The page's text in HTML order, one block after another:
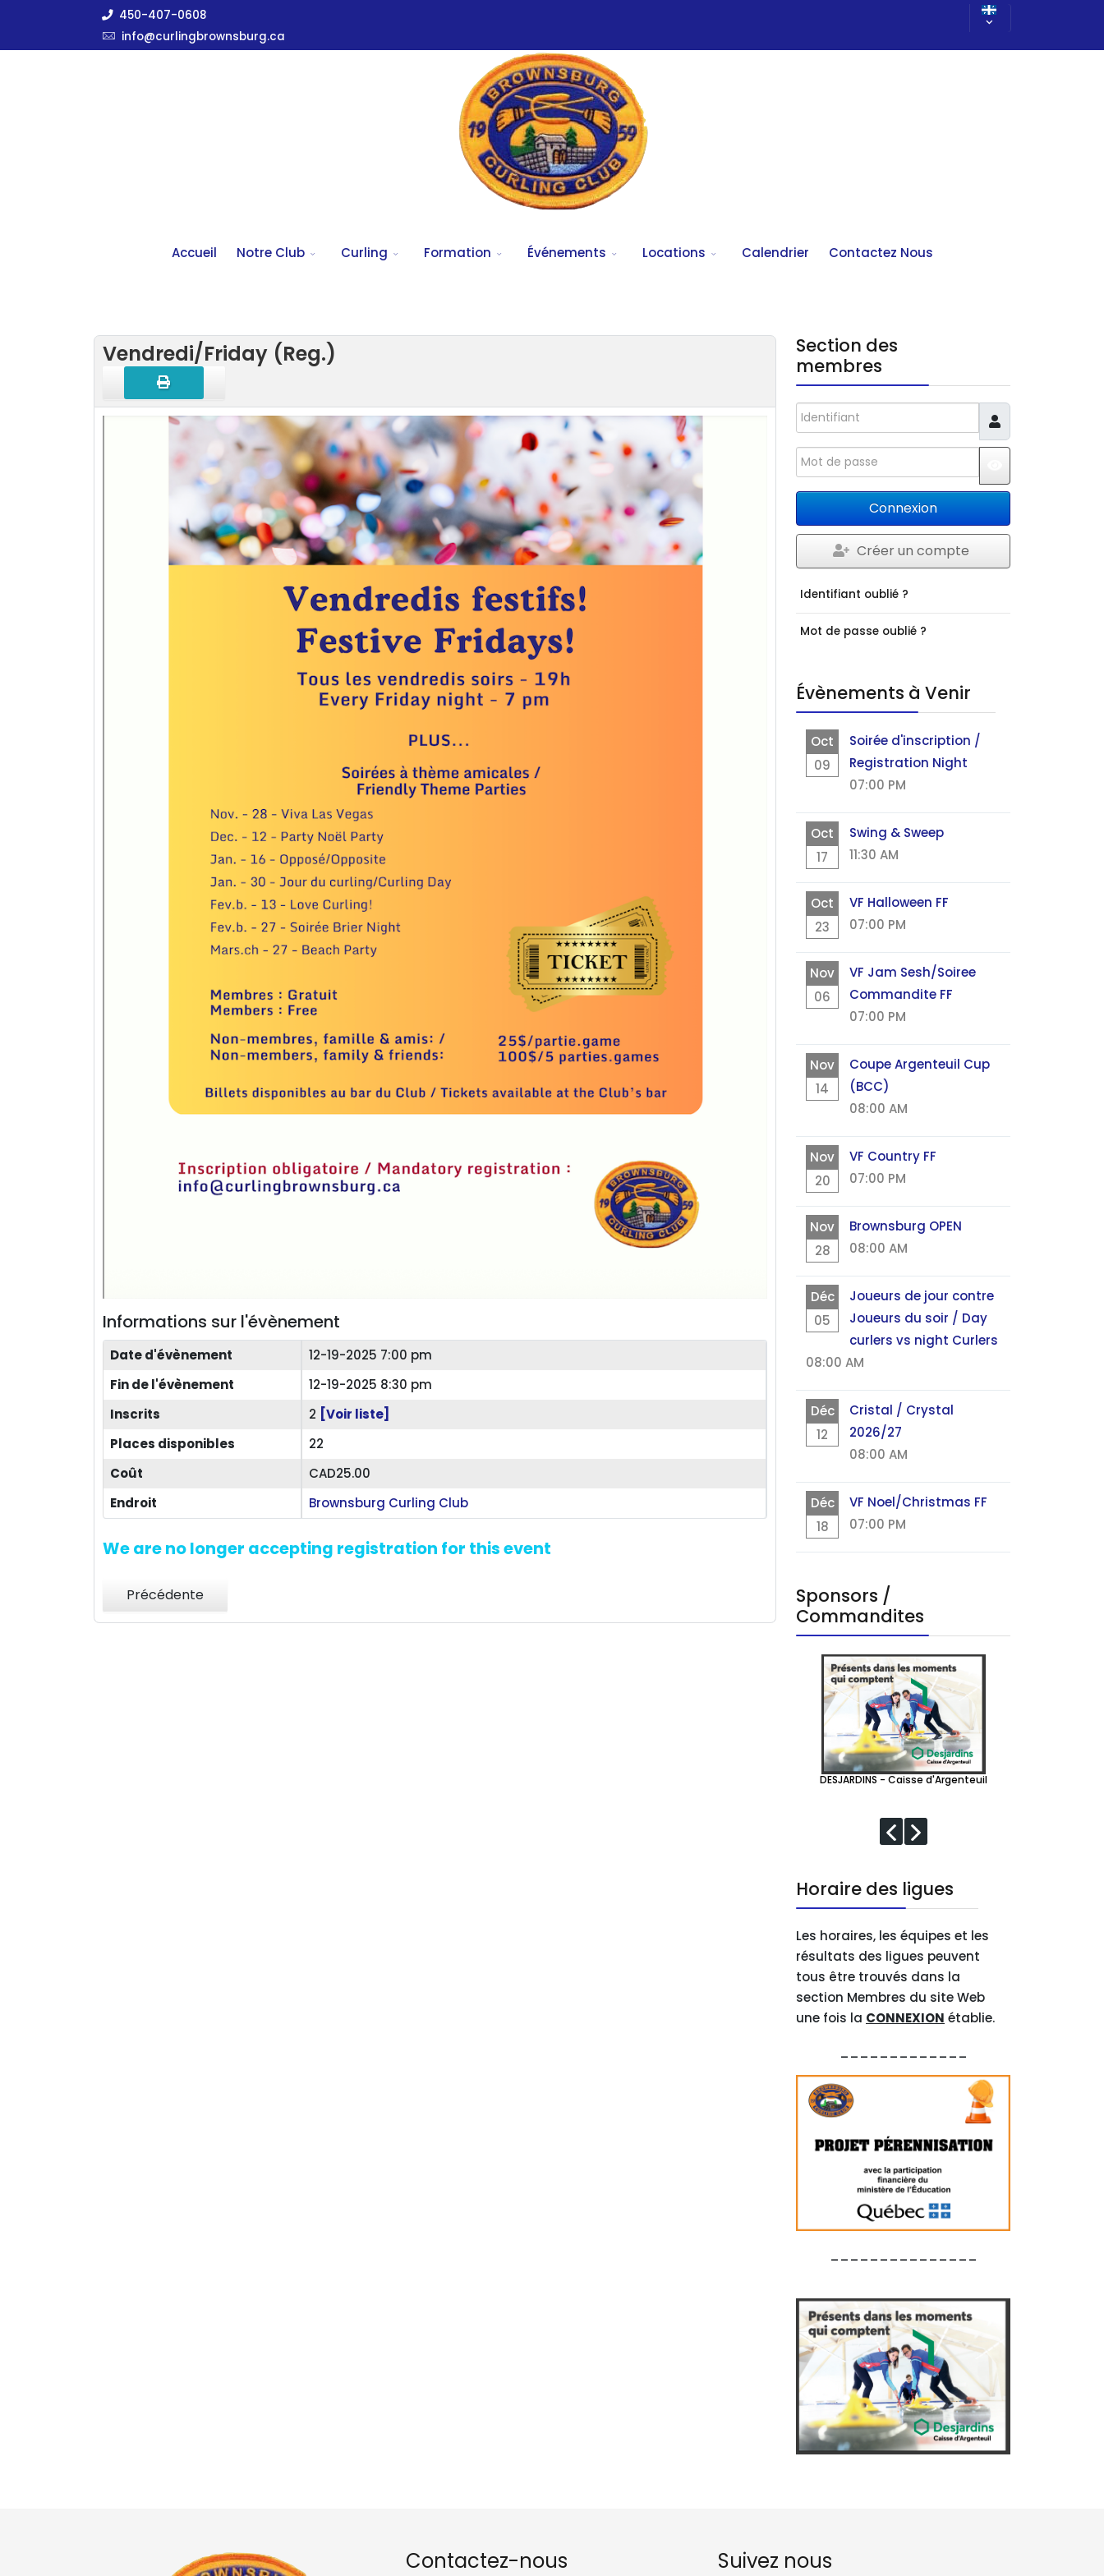
450-407-0608
info@curlingbrownsburg.ca
Accueil Notre Club Curling Formation Événements Locations Calendrier Contactez Nous
Vendredi/Friday (Reg.)
Informations sur l'évènement
Date d'évènement
12-19-2025 7:00 pm
Fin de l'évènement
12-19-2025 8:30 pm
Inscrits
2 [Voir liste]
Places disponibles
22
Coût
CAD25.00
Endroit
Brownsburg Curling Club
We are no longer accepting registration for this event
Précédente
Section des
membres
Identifiant
Mot de passe
Connexion
Créer un compte
Identifiant oublié ?
Mot de passe oublié ?
Évènements à Venir
Oct
09
Soirée d'inscription /
Registration Night
07:00 PM
Oct
17
Swing & Sweep
11:30 AM
Oct
23
VF Halloween FF
07:00 PM
Nov
06
VF Jam Sesh/Soiree
Commandite FF
07:00 PM
Nov
14
Coupe Argenteuil Cup
(BCC)
08:00 AM
Nov
20
VF Country FF
07:00 PM
Nov
28
Brownsburg OPEN
08:00 AM
Déc
05
Joueurs de jour contre
Joueurs du soir / Day
curlers vs night Curlers
08:00 AM
Déc
12
Cristal / Crystal
2026/27
08:00 AM
Déc
18
VF Noel/Christmas FF
07:00 PM
Sponsors /
Commandites
DESJARDINS - Caisse d'Argenteuil
Horaire des ligues
Les horaires, les équipes et les
résultats des ligues peuvent
tous être trouvés dans la
section Membres du site Web
une fois la CONNEXION établie.
Contactez-nous Suivez nous